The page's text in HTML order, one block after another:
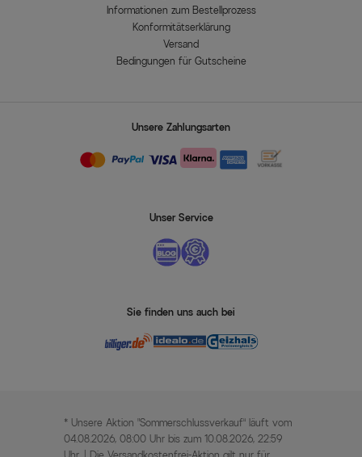
Informationen zum Bestellprozess
Konformitätserklärung
Versand
Bedingungen für Gutscheine
Unsere Zahlungsarten
Unser Service
Sie finden uns auch bei
* Unsere Aktion „Sommerschlussverkauf“ läuft vom
04.08.2026, 08:00 Uhr bis zum 10.08.2026, 22:59